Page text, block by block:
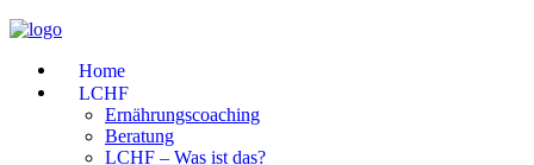
Home
LCHF
Ernährungscoaching
Beratung
LCHF – Was ist das?